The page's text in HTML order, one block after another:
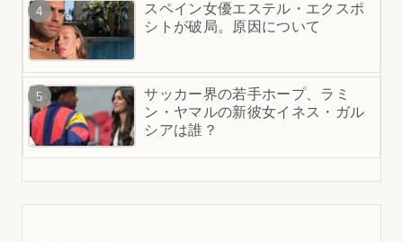
スペイン女優エステル・エクスポ
シトが破局。原因について
サッカー界の若手ホープ、ラミ
ン・ヤマルの新彼女イネス・ガル
シアは誰？